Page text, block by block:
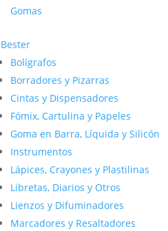
Gomas
Bester
Bolígrafos
Borradores y Pizarras
Cintas y Dispensadores
Fómix, Cartulina y Papeles
Goma en Barra, Líquida y Silicón
Instrumentos
Lápices, Crayones y Plastilinas
Libretas, Diarios y Otros
Lienzos y Difuminadores
Marcadores y Resaltadores